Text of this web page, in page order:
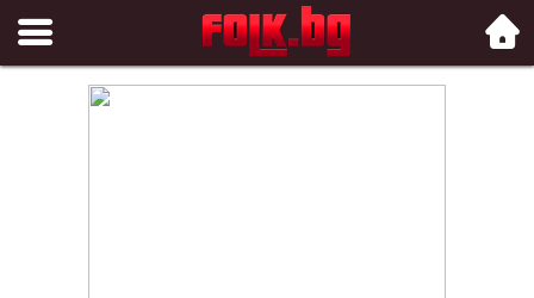
Folk.bg